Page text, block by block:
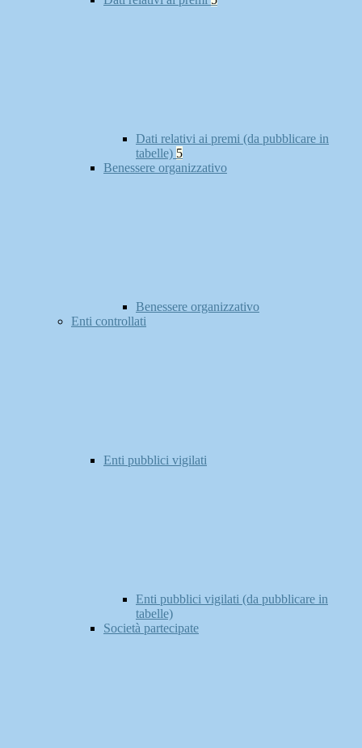
Dati relativi ai premi (da pubblicare in
tabelle) 5
Benessere organizzativo
Benessere organizzativo
Enti controllati
Enti pubblici vigilati
Enti pubblici vigilati (da pubblicare in
tabelle)
Società partecipate